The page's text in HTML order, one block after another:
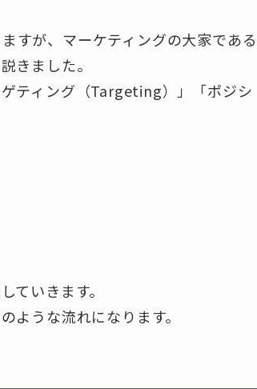
すが、マーケティングの大家である
きました。
ティング（Targeting）」「ポジシ
ていきます。
ような流れになります。